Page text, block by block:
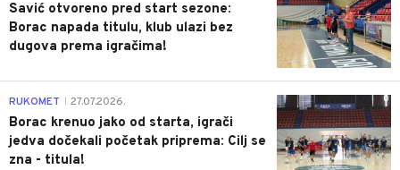
Savić otvoreno pred start sezone:
Borac napada titulu, klub ulazi bez
dugova prema igračima!
0
RUKOMET 27.07.2026.
Borac krenuo jako od starta, igrači
jedva dočekali početak priprema: Cilj se
zna - titula!